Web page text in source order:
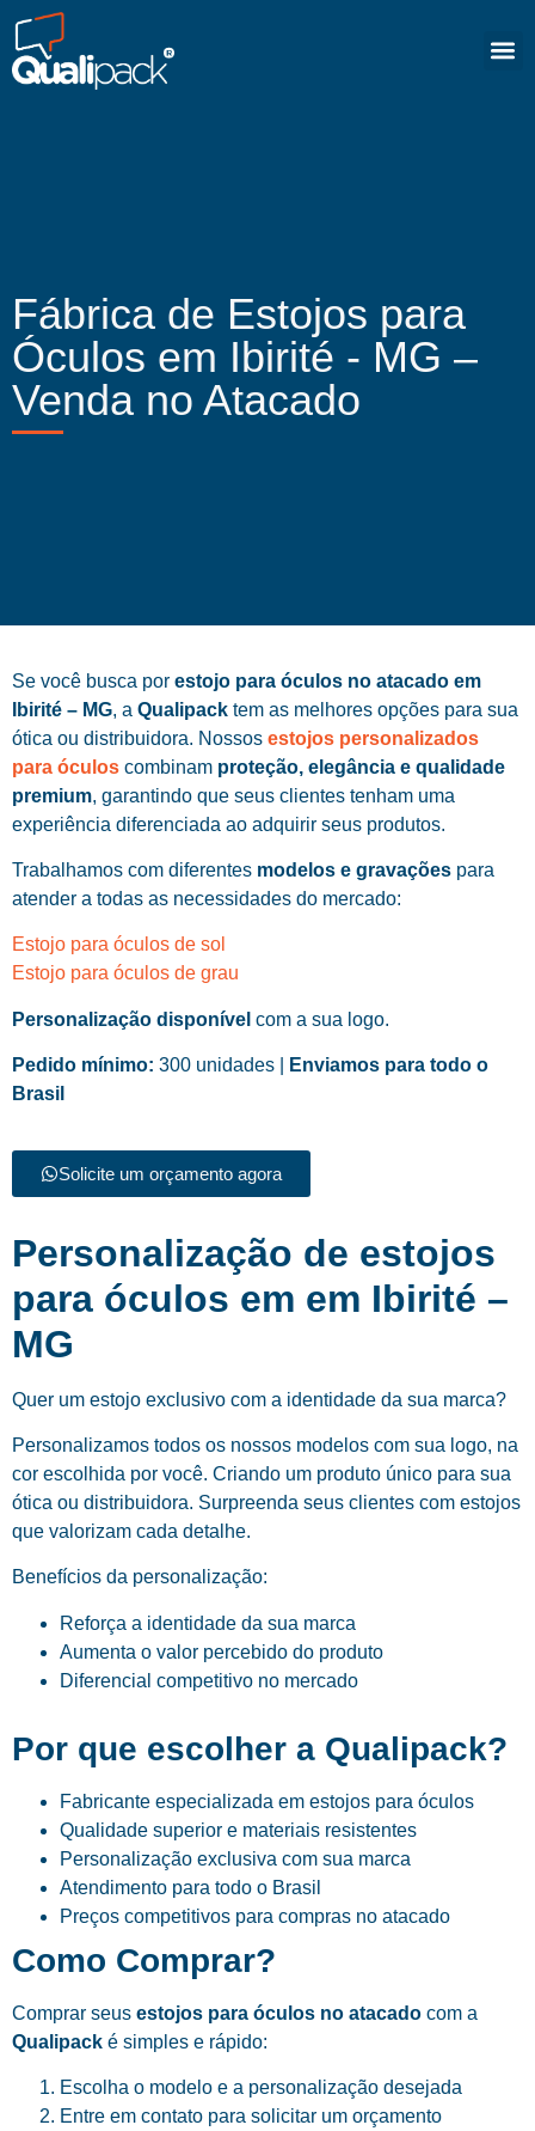
Fábrica de Estojos para
Óculos em Ibirité - MG –
Venda no Atacado
Se você busca por estojo para óculos no atacado em
Ibirité – MG, a Qualipack tem as melhores opções para sua
ótica ou distribuidora. Nossos estojos personalizados
para óculos combinam proteção, elegância e qualidade
premium, garantindo que seus clientes tenham uma
experiência diferenciada ao adquirir seus produtos.
Trabalhamos com diferentes modelos e gravações para
atender a todas as necessidades do mercado:
Estojo para óculos de sol
Estojo para óculos de grau
Personalização disponível com a sua logo.
Pedido mínimo: 300 unidades |
Enviamos para todo o
Brasil
Solicite um orçamento agora
Personalização de estojos
para óculos em em Ibirité –
MG
Quer um estojo exclusivo com a identidade da sua marca?
Personalizamos todos os nossos modelos com sua logo, na
cor escolhida por você. Criando um produto único para sua
ótica ou distribuidora. Surpreenda seus clientes com estojos
que valorizam cada detalhe.
Benefícios da personalização:
Reforça a identidade da sua marca
Aumenta o valor percebido do produto
Diferencial competitivo no mercado
Por que escolher a Qualipack?
Fabricante especializada em estojos para óculos
Qualidade superior e materiais resistentes
Personalização exclusiva com sua marca
Atendimento para todo o Brasil
Preços competitivos para compras no atacado
Como Comprar?
Comprar seus estojos para óculos no atacado com a
Qualipack é simples e rápido:
Escolha o modelo e a personalização desejada
Entre em contato para solicitar um orçamento